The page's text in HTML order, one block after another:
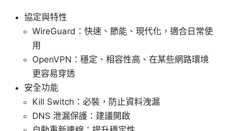
協定與特性
WireGuard：快速、節能、現代化，適合日常使
用
OpenVPN：穩定、相容性高、在某些網路環境
更容易穿透
安全功能
Kill Switch：必裝，防止資料洩漏
DNS 泄漏保護：建議開啟